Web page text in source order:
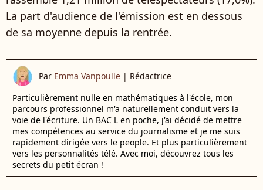
La part d'audience de l'émission est en dessous
de sa moyenne depuis la rentrée.
Par Emma Vanpoulle | Rédactrice
Particulièrement nulle en mathématiques à l'école, mon
parcours professionnel m'a naturellement conduit vers la
voie de l'écriture. Un BAC L en poche, j'ai décidé de mettre
mes compétences au service du journalisme et je me suis
rapidement dirigée vers le people. Et plus particulièrement
vers les personnalités télé. Avec moi, découvrez tous les
secrets du petit écran !